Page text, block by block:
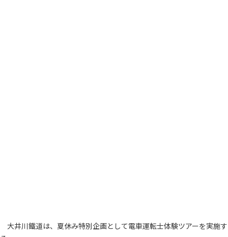
大井川鐵道は、夏休み特別企画として電車運転士体験ツアーを実施す